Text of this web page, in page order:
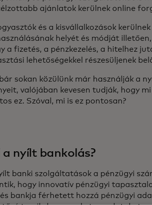
ajánlatok kerülnek online
és a kisvállalkozások
helyét és módját
a fizetés, a pénzkezelés, a hitelhez
lehetőségekkel részesüljenek
sokan közülünk már használják a
valójában kevesen tudják, hogy
ez. Szóval, mi is ez pontosan?
a nyílt bankolás?
banki szolgáltatások a pénzügyi
hogy innovatív pénzügyi
bankja férhetett hozzá pénzügyi